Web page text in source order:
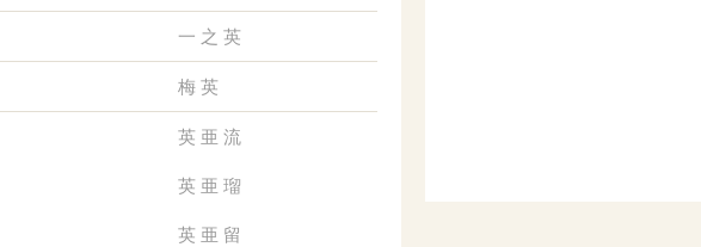
一 之 英
梅 英
英 亜 流
英 亜 瑠
英 亜 留